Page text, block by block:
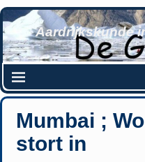
Aardrijkskunde
Mumbai ;
stort in